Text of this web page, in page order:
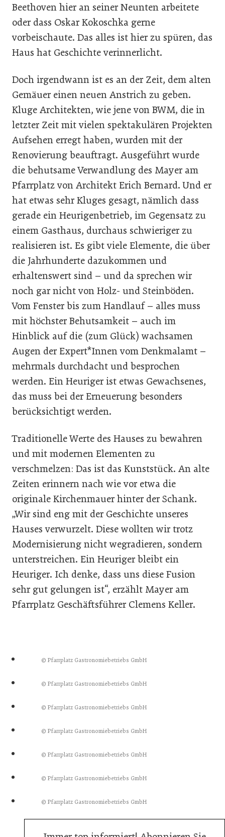
Beethoven hier an seiner Neunten arbeitete
oder dass Oskar Kokoschka gerne
vorbeischaute. Das alles ist hier zu spüren, das
Haus hat Geschichte verinnerlicht.
Doch irgendwann ist es an der Zeit, dem alten
Gemäuer einen neuen Anstrich zu geben.
Kluge Architekten, wie jene von BWM, die in
letzter Zeit mit vielen spektakulären Projekten
Aufsehen erregt haben, wurden mit der
Renovierung beauftragt. Ausgeführt wurde
die behutsame Verwandlung des Mayer am
Pfarrplatz von Architekt Erich Bernard. Und er
hat etwas sehr Kluges gesagt, nämlich dass
gerade ein Heurigenbetrieb, im Gegensatz zu
einem Gasthaus, durchaus schwieriger zu
realisieren ist. Es gibt viele Elemente, die über
die Jahrhunderte dazukommen und
erhaltenswert sind – und da sprechen wir
noch gar nicht von Holz- und Steinböden.
Vom Fenster bis zum Handlauf – alles muss
mit höchster Behutsamkeit – auch im
Hinblick auf die (zum Glück) wachsamen
Augen der Expert*Innen vom Denkmalamt –
mehrmals durchdacht und besprochen
werden. Ein Heuriger ist etwas Gewachsenes,
das muss bei der Erneuerung besonders
berücksichtigt werden.
Traditionelle Werte des Hauses zu bewahren
und mit modernen Elementen zu
verschmelzen: Das ist das Kunststück. An alte
Zeiten erinnern nach wie vor etwa die
originale Kirchenmauer hinter der Schank.
„Wir sind eng mit der Geschichte unseres
Hauses verwurzelt. Diese wollten wir trotz
Modernisierung nicht wegradieren, sondern
unterstreichen. Ein Heuriger bleibt ein
Heuriger. Ich denke, dass uns diese Fusion
sehr gut gelungen ist“, erzählt Mayer am
Pfarrplatz Geschäftsführer Clemens Keller.
© Pfarrplatz Gastronomiebetriebs GmbH
© Pfarrplatz Gastronomiebetriebs GmbH
© Pfarrplatz Gastronomiebetriebs GmbH
© Pfarrplatz Gastronomiebetriebs GmbH
© Pfarrplatz Gastronomiebetriebs GmbH
© Pfarrplatz Gastronomiebetriebs GmbH
© Pfarrplatz Gastronomiebetriebs GmbH